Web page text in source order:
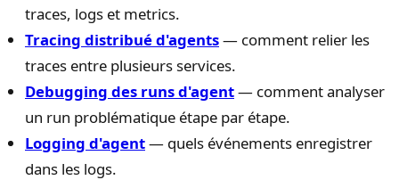
traces, logs et metrics.
Tracing distribué d'agents— comment relier les
traces entre plusieurs services.
Debugging des runs d'agent— comment analyser
un run problématique étape par étape.
Logging d'agent— quels événements enregistrer
dans les logs.